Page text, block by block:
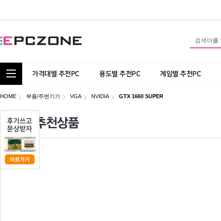
통합 카테고리 보기
가격대별 추천PC 용도별 추천PC 게임별 추천PC
HOME 부품/주변기기 VGA NVIDIA GTX 1660 SUPER